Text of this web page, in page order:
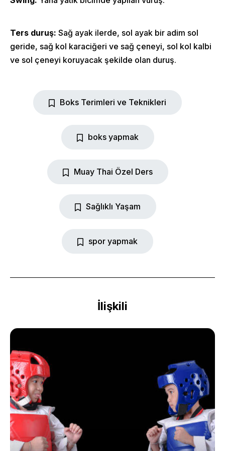
Ters duruş: Sağ ayak ilerde, sol ayak bir adim sol
geride, sağ kol karaciğeri ve sağ çeneyi, sol kol kalbi
ve sol çeneyi koruyacak şekilde olan duruş.
Boks Terimleri ve Teknikleri
boks yapmak
Muay Thai Özel Ders
Sağlıklı Yaşam
spor yapmak
İlişkili